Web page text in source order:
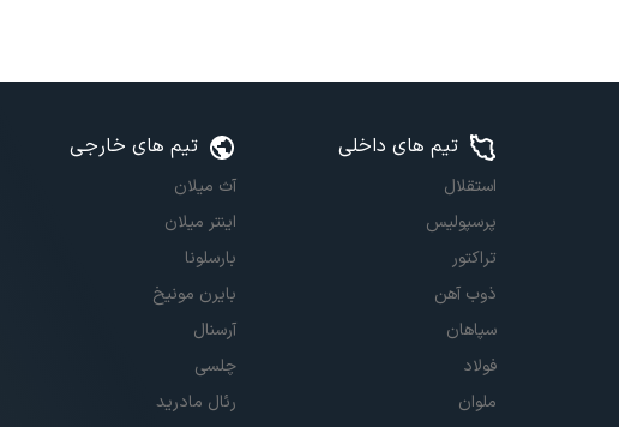
تیم های داخلی
استقلال
پرسپولیس
تراکتور
ذوب آهن
سپاهان
فولاد
ملوان
تیم های خارجی
آث میلان
اینتر میلان
بارسلونا
بایرن مونیخ
آرسنال
چلسی
رئال مادرید